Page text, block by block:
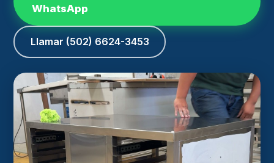
WhatsApp
Llamar (502) 6624-3453